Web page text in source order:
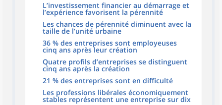
L’investissement financier au démarrage et
l’expérience favorisent la pérennité
Les chances de pérennité diminuent avec la
taille de l’unité urbaine
36 % des entreprises sont employeuses
cinq ans après leur création
Quatre profils d’entreprises se distinguent
cinq ans après la création
21 % des entreprises sont en difficulté
Les professions libérales économiquement
stables représentent une entreprise sur dix